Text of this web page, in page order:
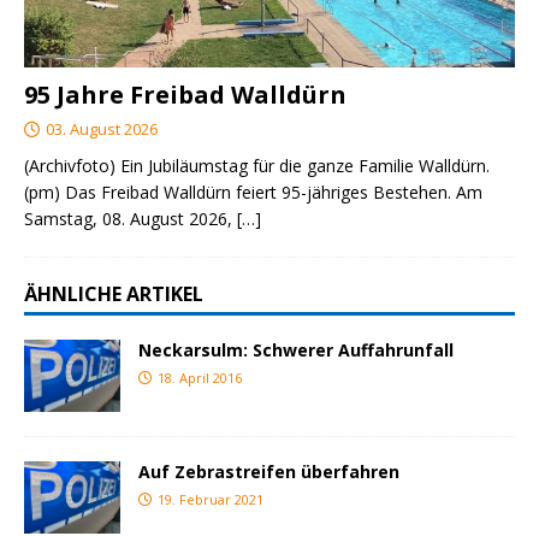
95 Jahre Freibad Walldürn
03. August 2026
(Archivfoto) Ein Jubiläumstag für die ganze Familie Walldürn.
(pm) Das Freibad Walldürn feiert 95-jähriges Bestehen. Am
Samstag, 08. August 2026, […]
ÄHNLICHE ARTIKEL
Neckarsulm: Schwerer Auffahrunfall
18. April 2016
Auf Zebrastreifen überfahren
19. Februar 2021